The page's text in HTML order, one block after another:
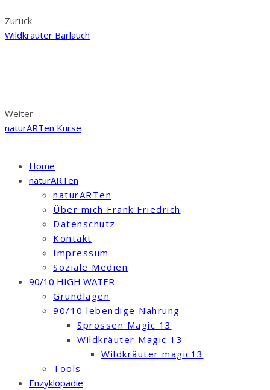
Zurück
Wildkräuter Bärlauch
Weiter
naturARTen Kurse
Home
naturARTen
naturARTen
Über mich Frank Friedrich
Datenschutz
Kontakt
Impressum
Soziale Medien
90/10 HIGH WATER
Grundlagen
90/10 lebendige Nahrung
Sprossen Magic 13
Wildkräuter Magic 13
Wildkräuter magic13
Tools
Enzyklopädie